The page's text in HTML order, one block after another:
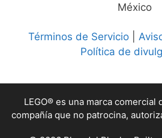
México
Términos de Servicio
Política de
LEGO® es una marca comercial
compañía que no patrocina,